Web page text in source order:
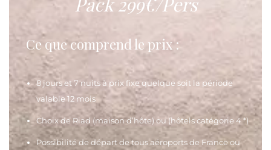
Ce que comprend le prix :
8 jours et 7 nuits à prix fixe quelque soit la période
valable 12 mois
Choix de Riad (maison d’hôte) ou (hôtels catégorie 4 *)
Possibilité de départ de tous aéroports de France ou